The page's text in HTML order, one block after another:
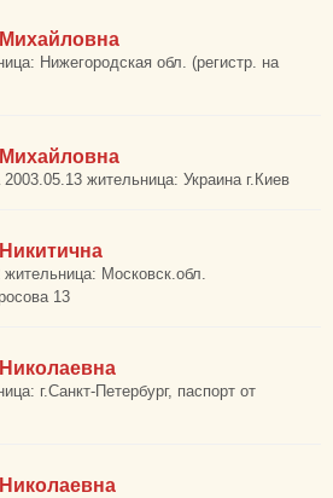
Нижегородская обл. (регистр. на
жительница: Украина г.Киев
Московск.обл.
13
г.Санкт-Петербург, паспорт от